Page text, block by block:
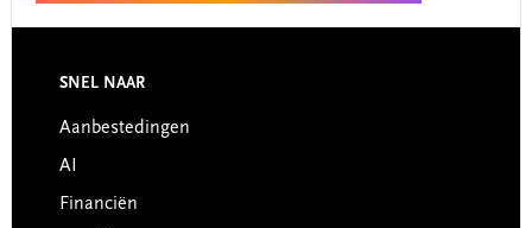
Footer
SNEL NAAR
Aanbestedingen
AI
Financiën